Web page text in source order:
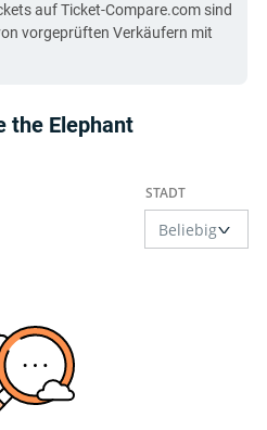
auf Ticket-Compare.com sind
vorgeprüften Verkäufern mit
the Elephant